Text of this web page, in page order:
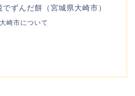
ずんだ餅（宮城県大崎市）
崎市について